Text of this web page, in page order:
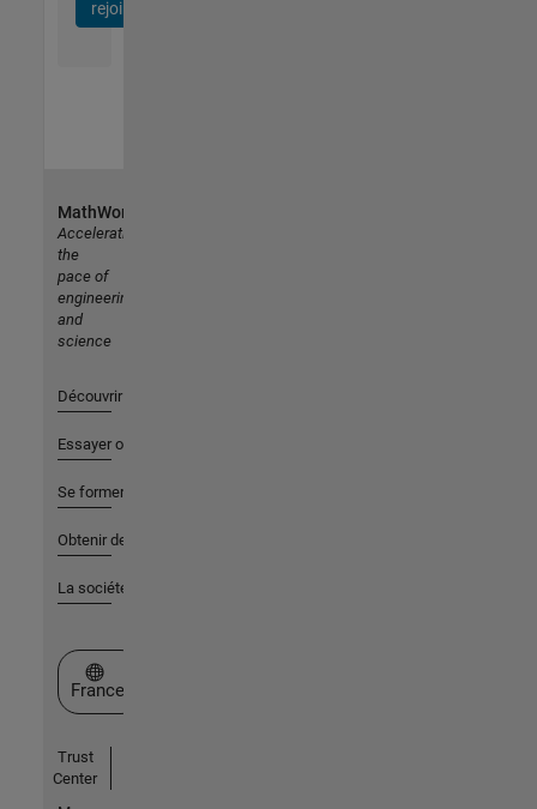
rejoindre
MathWorks
Accelerating
the
pace of
engineering
and
science
Découvrir les produits
Essayer ou acheter
Se former
Obtenir de l'aide
La société
Sélectionner un site web
France
Trust
Center